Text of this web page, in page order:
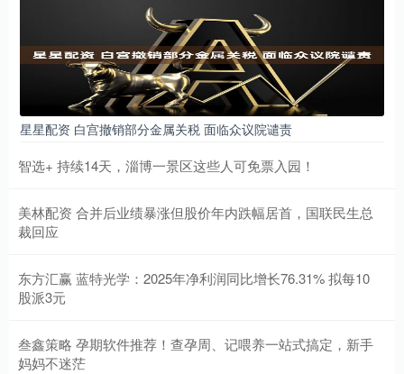
星星配资 白宫撤销部分金属关税 面临众议院谴责
智选+ 持续14天，淄博一景区这些人可免票入园！
美林配资 合并后业绩暴涨但股价年内跌幅居首，国联民生总
裁回应
东方汇赢 蓝特光学：2025年净利润同比增长76.31% 拟每10
股派3元
叁鑫策略 孕期软件推荐！查孕周、记喂养一站式搞定，新手
妈妈不迷茫